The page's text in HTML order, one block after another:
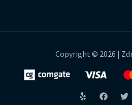
Copyright © 2026 |